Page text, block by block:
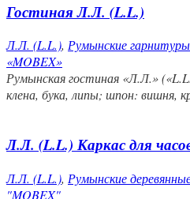
Гостиная Л.Л. (L.L.)
Л.Л. (L.L.), Румынские
«MOBEX»
Румынская гостиная «Л.Л.»
клена, бука, липы; шпон: вишня,
Л.Л. (L.L.) Каркас для
Л.Л. (L.L.), Румынские
"MOBEX"